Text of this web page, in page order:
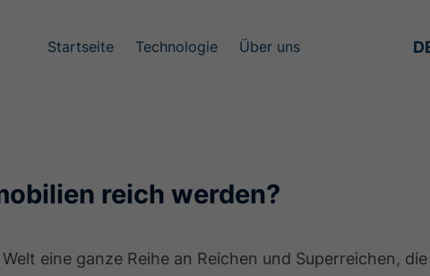
Startseite Technologie Über uns
reich werden?
eine ganze Reihe an Reichen und Superreichen,